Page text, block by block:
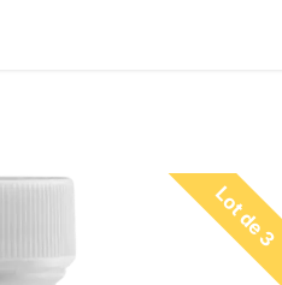
Lot de 3